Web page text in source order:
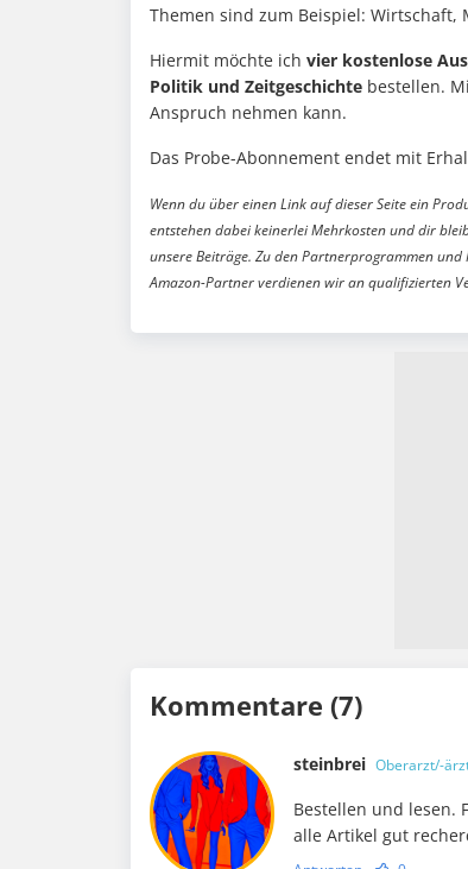
Themen sind zum Beispiel:
Hiermit möchte ich vier kostenlose
Politik und Zeitgeschichte bestellen.
Anspruch nehmen kann.
Das Probe-Abonnement endet mit
Wenn du über einen Link auf dieser Seite ein
entstehen dabei keinerlei Mehrkosten und dir
unsere Beiträge. Zu den Partnerprogrammen
Amazon-Partner verdienen wir an qualifizierten
Kommentare (7)
steinbrei Oberarzt/-
Bestellen und lesen.
alle Artikel gut